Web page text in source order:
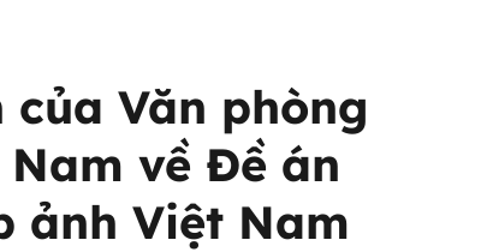
Văn phòng
Nam về Đề án
ảnh Việt Nam